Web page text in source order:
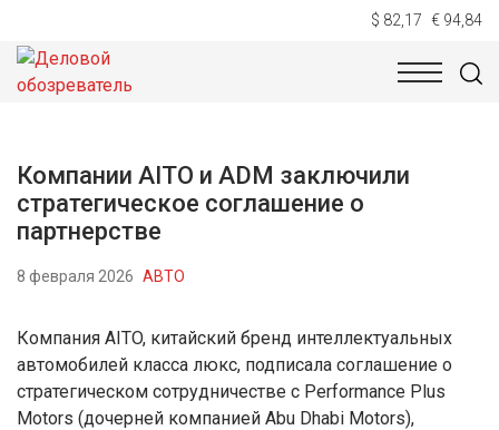
$ 82,17 € 94,84
НОВОСТИ
Компании AITO и ADM заключили
стратегическое соглашение о
партнерстве
8 февраля 2026 АВТО
Компания AITO, китайский бренд интеллектуальных
автомобилей класса люкс, подписала соглашение о
стратегическом сотрудничестве с Performance Plus
Motors (дочерней компанией Abu Dhabi Motors),